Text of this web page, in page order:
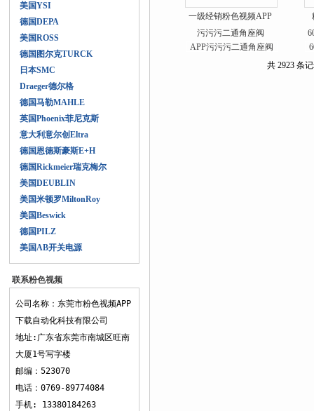
美国YSI
德国DEPA
美国ROSS
德国图尔克TURCK
日本SMC
Draeger德尔格
德国马勒MAHLE
英国Phoenix菲尼克斯
意大利意尔创Eltra
德国恩德斯豪斯E+H
德国Rickmeier瑞克梅尔
美国DEUBLIN
美国米顿罗MiltonRoy
美国Beswick
德国PILZ
美国AB开关电源
联系粉色视频
APP下载
公司名称：东莞市粉色视频APP
下载自动化科技有限公司
地址:广东省东莞市南城区旺南
大厦1号写字楼
邮编：523070
电话：0769-89774084
手机: 13380184263
一级经销粉色视频APP
污污污二通角座阀
327589
共 2923 条